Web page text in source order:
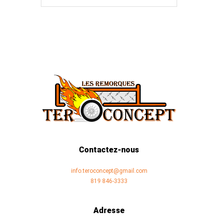
Contactez-nous
info.teroconcept@gmail.com
819 846-3333
Adresse